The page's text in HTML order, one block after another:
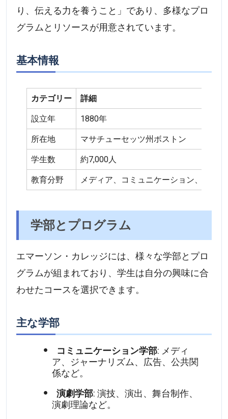
り、伝える力を養うこと」であり、多様なプロ
グラムとリソースが用意されています。
基本情報
カテゴリー 詳細
設立年 1880年
所在地 マサチューセッツ州ボストン
学生数 約7,000人
教育分野 メディア、コミュニケーション、演劇
学部とプログラム
エマーソン・カレッジには、様々な学部とプロ
グラムが組まれており、学生は自分の興味に合
わせたコースを選択できます。
主な学部
コミュニケーション学部: メディ
ア、ジャーナリズム、広告、公共関
係など。
演劇学部: 演技、演出、舞台制作、
演劇理論など。